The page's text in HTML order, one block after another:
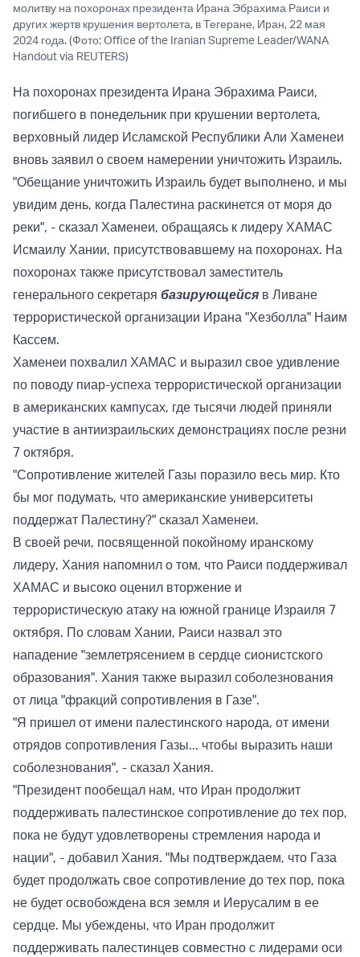
молитву на похоронах президента Ирана Эбрахима Раиси и
других жертв крушения вертолета, в Тегеране, Иран, 22 мая
2024 года. (Фото: Office of the Iranian Supreme Leader/WANA
Handout via REUTERS)
На похоронах президента Ирана Эбрахима Раиси,
погибшего в понедельник при крушении вертолета,
верховный лидер Исламской Республики Али Хаменеи
вновь заявил о своем намерении уничтожить Израиль.
"Обещание уничтожить Израиль будет выполнено, и мы
увидим день, когда Палестина раскинется от моря до
реки", - сказал Хаменеи, обращаясь к лидеру ХАМАС
Исмаилу Хании, присутствовавшему на похоронах. На
похоронах также присутствовал заместитель
генерального секретаря базирующейся в Ливане
террористической организации Ирана "Хезболла" Наим
Кассем.
Хаменеи похвалил ХАМАС и выразил свое удивление
по поводу пиар-успеха террористической организации
в американских кампусах, где тысячи людей приняли
участие в антиизраильских демонстрациях после резни
7 октября.
"Сопротивление жителей Газы поразило весь мир. Кто
бы мог подумать, что американские университеты
поддержат Палестину?" сказал Хаменеи.
В своей речи, посвященной покойному иранскому
лидеру, Хания напомнил о том, что Раиси поддерживал
ХАМАС и высоко оценил вторжение и
террористическую атаку на южной границе Израиля 7
октября. По словам Хании, Раиси назвал это
нападение "землетрясением в сердце сионистского
образования". Хания также выразил соболезнования
от лица "фракций сопротивления в Газе".
"Я пришел от имени палестинского народа, от имени
отрядов сопротивления Газы... чтобы выразить наши
соболезнования", - сказал Хания.
"Президент пообещал нам, что Иран продолжит
поддерживать палестинское сопротивление до тех пор,
пока не будут удовлетворены стремления народа и
нации", - добавил Хания. "Мы подтверждаем, что Газа
будет продолжать свое сопротивление до тех пор, пока
не будет освобождена вся земля и Иерусалим в ее
сердце. Мы убеждены, что Иран продолжит
поддерживать палестинцев совместно с лидерами оси